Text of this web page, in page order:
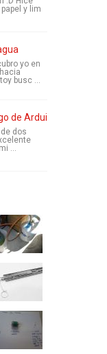
y lim
yo en
busc ...
de Arduino
dos
...